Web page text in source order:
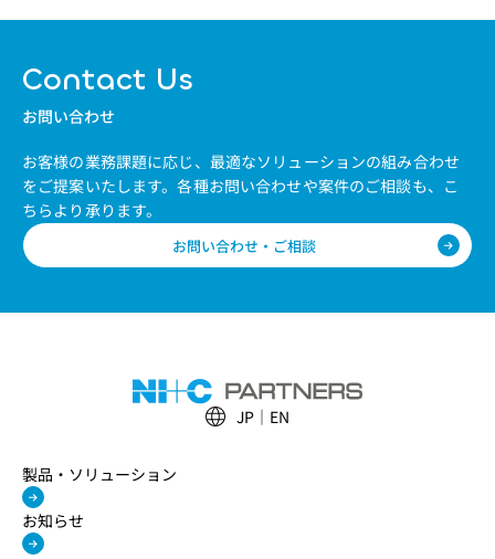
Contact Us
お問い合わせ
お客様の業務課題に応じ、最適なソリューションの組み合わせ
をご提案いたします。各種お問い合わせや案件のご相談も、こ
ちらより承ります。
お問い合わせ・ご相談
JP EN
製品・ソリューション
お知らせ